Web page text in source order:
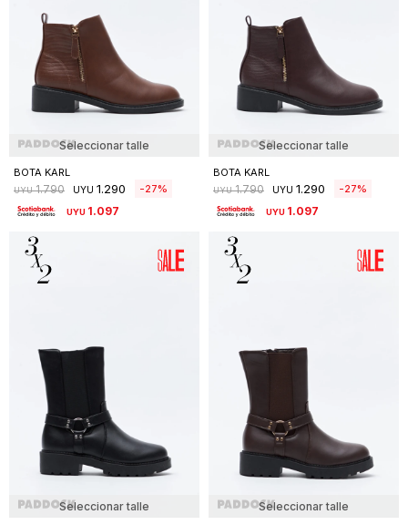
Seleccionar talle
BOTA KARL
UYU 1.790 UYU 1.290 27
UYU 1.097
Seleccionar talle
BOTA KARL
UYU 1.790 UYU 1.290 27
UYU 1.097
Seleccionar talle Seleccionar talle